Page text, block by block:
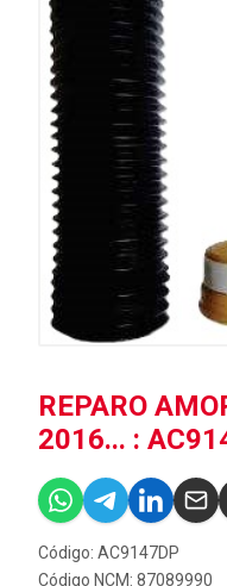
REPARO
2016... :
Código: AC9147DP
Código NCM: 87089990